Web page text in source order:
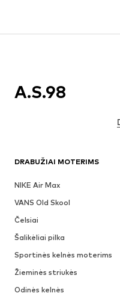
DRABUŽIAI MOTERIMS
NIKE Air Max
VANS Old Skool
Čelsiai
Šalikėliai pilka
Sportinės kelnės moterims
Žieminės striukės
Odinės kelnės
A.S.98